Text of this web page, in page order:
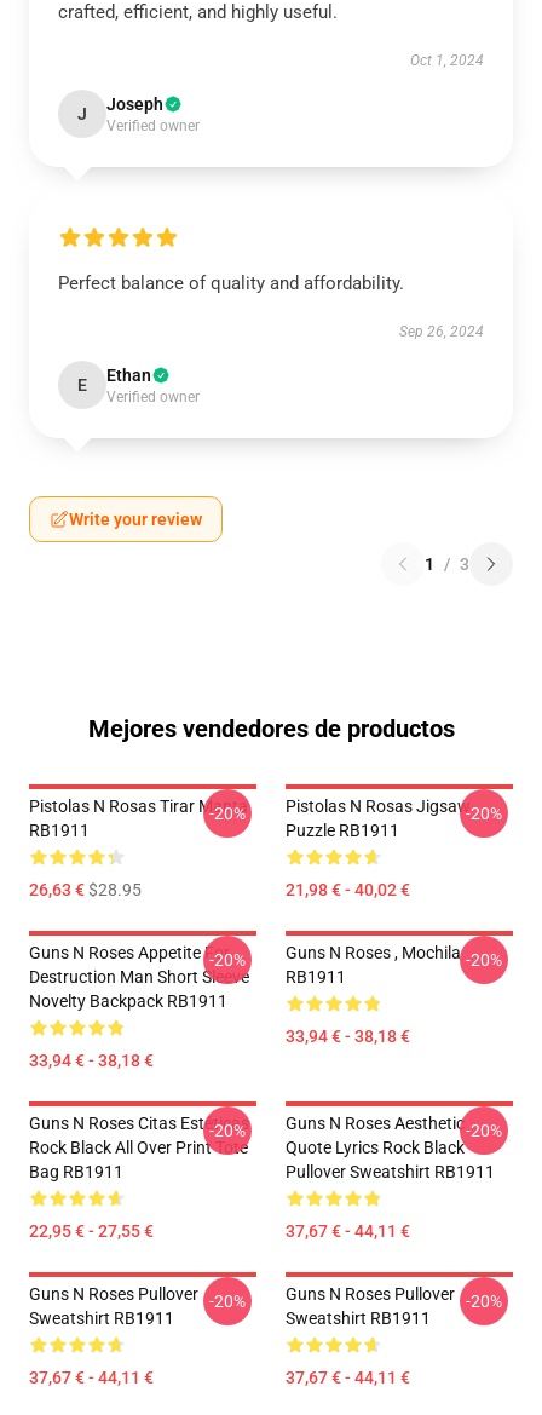
crafted, efficient, and highly useful.
Oct 1, 2024
J Joseph
Verified owner
Perfect balance of quality and affordability.
Sep 26, 2024
E Ethan
Verified owner
Write your review
1 / 3
Mejores vendedores de productos
Pistolas N Rosas Tirar Manta
RB1911
26,63 €$28.95
-20%
Pistolas N Rosas Jigsaw
Puzzle RB1911
21,98 € - 40,02 €
-20%
Guns N Roses Appetite For
Destruction Man Short Sleeve
Novelty Backpack RB1911
33,94 € - 38,18 €
-20%
Guns N Roses , Mochila
RB1911
33,94 € - 38,18 €
-20%
Guns N Roses Citas Estéticas
Rock Black All Over Print Tote
Bag RB1911
22,95 € - 27,55 €
-20%
Guns N Roses Aesthetic
Quote Lyrics Rock Black
Pullover Sweatshirt RB1911
37,67 € - 44,11 €
-20%
Guns N Roses Pullover
Sweatshirt RB1911
37,67 € - 44,11 €
-20%
Guns N Roses Pullover
Sweatshirt RB1911
37,67 € - 44,11 €
-20%